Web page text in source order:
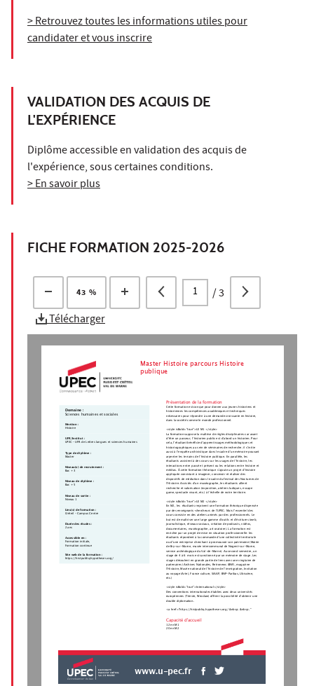
> Retrouvez toutes les informations utiles pour
candidater et vous inscrire
VALIDATION DES ACQUIS DE
L'EXPÉRIENCE
Diplôme accessible en validation des acquis de
l'expérience, sous certaines conditions.
> En savoir plus
FICHE FORMATION 2025-2026
43 % /3
Télécharger
Master Histoire parcours Histoire
publique
Présentation de la formation
Cette formation est conçue pour donner aux jeunes historiens et
historiennes les compétences académiques et techniques
nécessaires pour répondre à une demande croissante en histoire,
dans la société comme le monde professionnel.
<style isBold="true">LE M1 </style>
La formation suppose la maîtrise de règles disciplinaires car avant
d’être un passeur, l’historien public est d’abord un historien. Pour
cela, l’étudiant bénéficie d’apprentissages méthodologiques et
historiographiques au sein de séminaires de recherche; il s’initie
aussi à l’enquête archivistique dans le cadre d’un mémoire pouvant
arpenter les terrains de l’histoire publique. En parallèle, les
étudiants assistent à des cours sur les usages de l’histoire, les
interactions entre passé et présent ou les relations entre histoire et
médias. À cette formation théorique s’ajoute un projet d’histoire
appliquée consistant à imaginer, concevoir et réaliser des
dispositifs de médiation dans le cadre du festival des Nocturnes de
l’Histoire. Assistés d’un muséographe, les étudiants allient
recherche et valorisation (exposition, ateliers ludiques, escape
game, spectacle vivant, etc.) à l’échelle de notre territoire.
<style isBold="true">LE M2 </style>
En M2, les  étudiants reçoivent une formation théorique dispensée
par des enseignants-chercheurs de l’UPEC. Mais l’essentiel des
cours consiste en des ateliers animés par des professionnels. Le
but est de maîtriser une large gamme d’outils et d’écritures (web,
journalistique, réseaux sociaux, création de podcasts, vidéos,
documentaires, muséographie, art oratoire). La formation est
enrichie par un projet de mise en situation professionnelle: les
étudiants répondent à la commande d’une collectivité territoriale
ou d’une entreprise cherchant à promouvoir son patrimoine (Mairie
de Bry-sur-Marne, musée intercommunal de Nogent-sur-Marne,
service archéologique du Val-de-Marne). Au second semestre, un
stage de 4 à 6  mois est sanctionné par un mémoire de stage. Les
stages découlent en grande partie de liens avec une vingtaine de
partenaires (Archives Nationales, Retronews (BNF), magazine
l’Histoire, Musée national de l’histoire de l’immigration, Invitation
au voyage (Arte), France culture, SIAAP, BNP-Paribas, Ubiscène,
etc.)
<style isBold="true">International</style>
Des conventions internationales établies avec deux universités
européennes (Trieste, Wroclaw) offrent la possibilité d’obtenir une
double diplomation.
<a href="https://histpubliq.hypotheses.org/ &nbsp; &nbsp; "
Capacité d'accueil
12 en M1
20 en M2
Domaine :
Sciences humaines et sociales
Mention :
Histoire
UFR/Institut :
UPEC - UFR de Lettres langues et sciences humaines
Type de diplôme :
Master
Niveau(x) de recrutement :
Bac + 3
Niveau de diplôme :
Bac + 5
Niveau de sortie :
Niveau 1
Lieu(x) de formation :
Créteil - Campus Centre
Durée des études :
2 ans
Accessible en :
Formation initiale,
Formation continue
Site web de la formation :
https://histpubliq.hypotheses.org/
www.u-pec.fr